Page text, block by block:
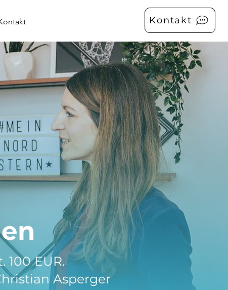
Kontakt
EUR.
Asperger